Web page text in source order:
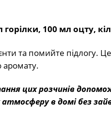
100 мл оцту,
та помийте підлогу.
аромату.
цих розчинів
в домі без